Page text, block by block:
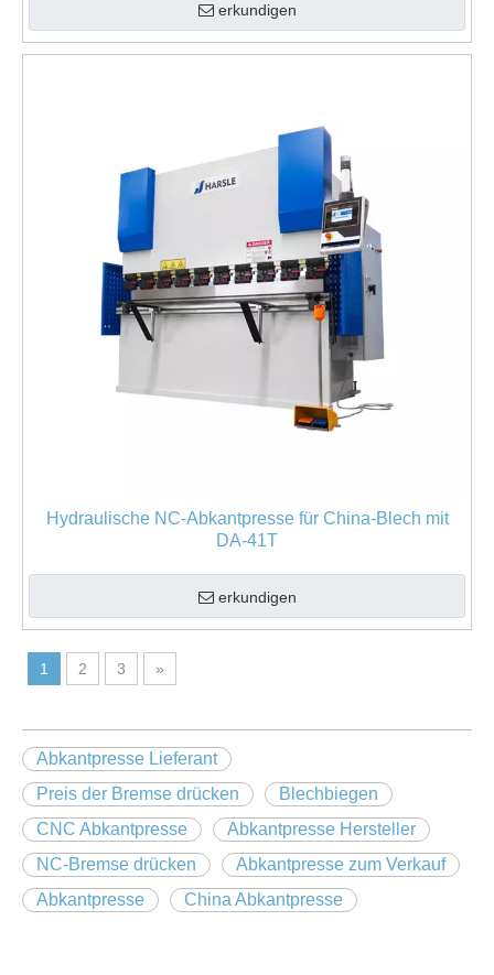
erkundigen
Hydraulische NC-Abkantpresse für China-Blech mit
DA-41T
erkundigen
1 2 3 »
Abkantpresse Lieferant
Preis der Bremse drücken
Blechbiegen
CNC Abkantpresse
Abkantpresse Hersteller
NC-Bremse drücken
Abkantpresse zum Verkauf
Abkantpresse
China Abkantpresse